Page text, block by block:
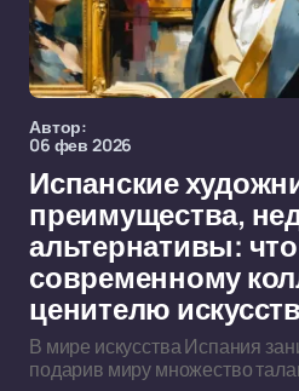
Автор:
06 фев 2026
Испанские
преимущества,
альтернативы:
современному
ценителю
В мире искусства Испания
подарив миру множество